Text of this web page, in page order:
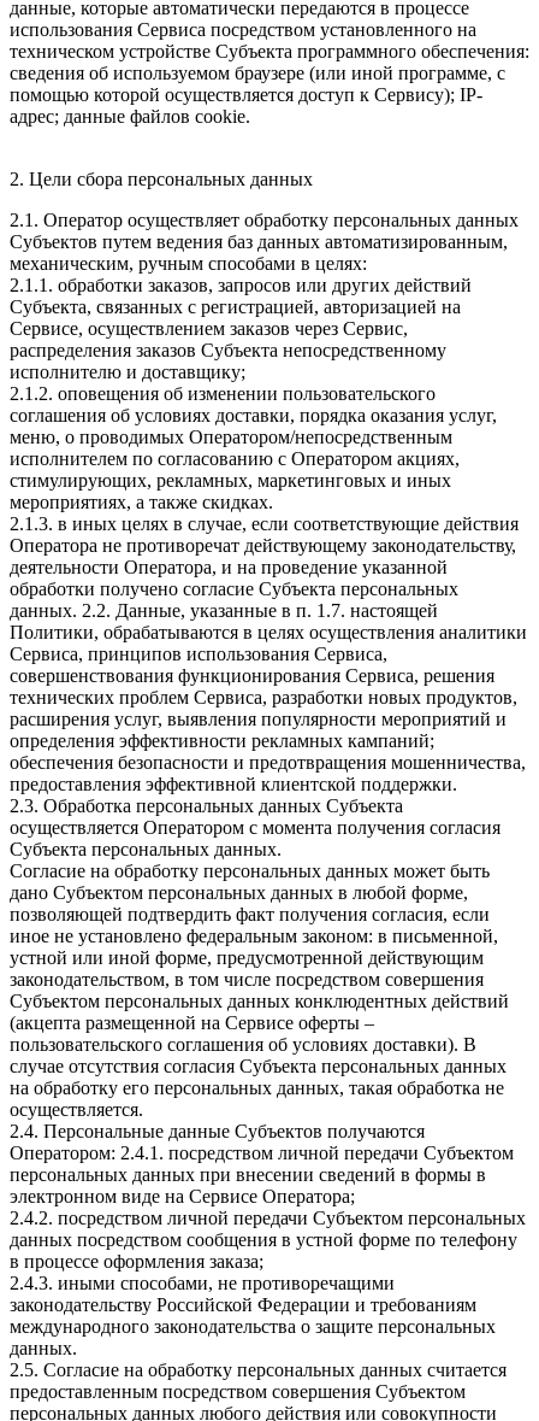
данные, которые автоматически передаются в процессе
использования Сервиса посредством установленного на
техническом устройстве Субъекта программного обеспечения:
сведения об используемом браузере (или иной программе, с
помощью которой осуществляется доступ к Сервису); IP-
адрес; данные файлов cookie.
2. Цели сбора персональных данных
2.1. Оператор осуществляет обработку персональных данных
Субъектов путем ведения баз данных автоматизированным,
механическим, ручным способами в целях:
2.1.1. обработки заказов, запросов или других действий
Субъекта, связанных с регистрацией, авторизацией на
Сервисе, осуществлением заказов через Сервис,
распределения заказов Субъекта непосредственному
исполнителю и доставщику;
2.1.2. оповещения об изменении пользовательского
соглашения об условиях доставки, порядка оказания услуг,
меню, о проводимых Оператором/непосредственным
исполнителем по согласованию с Оператором акциях,
стимулирующих, рекламных, маркетинговых и иных
мероприятиях, а также скидках.
2.1.3. в иных целях в случае, если соответствующие действия
Оператора не противоречат действующему законодательству,
деятельности Оператора, и на проведение указанной
обработки получено согласие Субъекта персональных
данных. 2.2. Данные, указанные в п. 1.7. настоящей
Политики, обрабатываются в целях осуществления аналитики
Сервиса, принципов использования Сервиса,
совершенствования функционирования Сервиса, решения
технических проблем Сервиса, разработки новых продуктов,
расширения услуг, выявления популярности мероприятий и
определения эффективности рекламных кампаний;
обеспечения безопасности и предотвращения мошенничества,
предоставления эффективной клиентской поддержки.
2.3. Обработка персональных данных Субъекта
осуществляется Оператором с момента получения согласия
Субъекта персональных данных.
Согласие на обработку персональных данных может быть
дано Субъектом персональных данных в любой форме,
позволяющей подтвердить факт получения согласия, если
иное не установлено федеральным законом: в письменной,
устной или иной форме, предусмотренной действующим
законодательством, в том числе посредством совершения
Субъектом персональных данных конклюдентных действий
(акцепта размещенной на Сервисе оферты –
пользовательского соглашения об условиях доставки). В
случае отсутствия согласия Субъекта персональных данных
на обработку его персональных данных, такая обработка не
осуществляется.
2.4. Персональные данные Субъектов получаются
Оператором: 2.4.1. посредством личной передачи Субъектом
персональных данных при внесении сведений в формы в
электронном виде на Сервисе Оператора;
2.4.2. посредством личной передачи Субъектом персональных
данных посредством сообщения в устной форме по телефону
в процессе оформления заказа;
2.4.3. иными способами, не противоречащими
законодательству Российской Федерации и требованиям
международного законодательства о защите персональных
данных.
2.5. Согласие на обработку персональных данных считается
предоставленным посредством совершения Субъектом
персональных данных любого действия или совокупности